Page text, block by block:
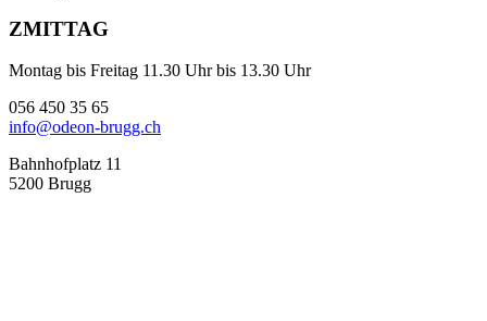
ZMITTAG
Montag bis Freitag 11.30 Uhr bis 13.30 Uhr
056 450 35 65
info@odeon-brugg.ch
Bahnhofplatz 11
5200 Brugg